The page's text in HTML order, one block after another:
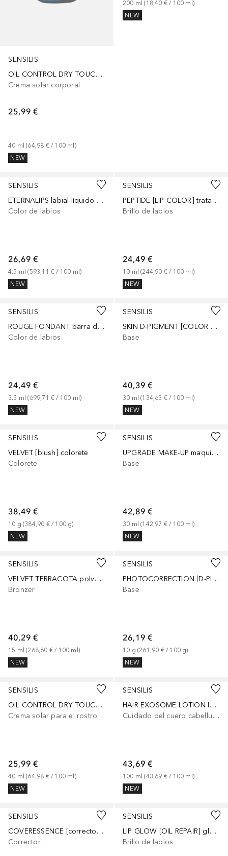
SENSILIS
OIL CONTROL DRY TOUCH protector solar con color SPF50+
Crema solar corporal
25,99 €
40 ml (64,98 € / 100 ml)
NEW
200 ml (18,40 € / 100 ml)
NEW
SENSILIS
ETERNALIPS labial líquido mate
Color de labios
26,69 €
4.5 ml (593,11 € / 100 ml)
NEW
SENSILIS
PEPTIDE [LIP COLOR] tratamiento voluminizador de labios
Brillo de labios
24,49 €
10 ml (244,90 € / 100 ml)
NEW
SENSILIS
ROUGE FONDANT barra de labios
Color de labios
24,49 €
3.5 ml (699,71 € / 100 ml)
NEW
SENSILIS
SKIN D-PIGMENT [COLOR DROPS] maquillaje corrector despigmentante
Base
40,39 €
30 ml (134,63 € / 100 ml)
NEW
SENSILIS
VELVET [blush] colorete
Colorete
38,49 €
10 g (384,90 € / 100 g)
NEW
SENSILIS
UPGRADE MAKE-UP maquillaje en crema efecto lifting
Base
42,89 €
30 ml (142,97 € / 100 ml)
NEW
SENSILIS
VELVET TERRACOTA polvo bronceador iluminador
Bronzer
40,29 €
15 ml (268,60 € / 100 ml)
NEW
SENSILIS
PHOTOCORRECTION [D-PIGMENT MAKE-UP] SPF50+
Base
26,19 €
10 g (261,90 € / 100 g)
NEW
SENSILIS
OIL CONTROL DRY TOUCH protector solar SPF50+
Crema solar para el rostro
25,99 €
40 ml (64,98 € / 100 ml)
NEW
SENSILIS
HAIR EXOSOME LOTION loción anticaída capilar
Cuidado del cuero cabelludo
43,69 €
100 ml (43,69 € / 100 ml)
NEW
SENSILIS
COVERESSENCE [corrector antimanchas]
Corrector
SENSILIS
LIP GLOW [OIL REPAIR] gloss labial
Brillo de labios